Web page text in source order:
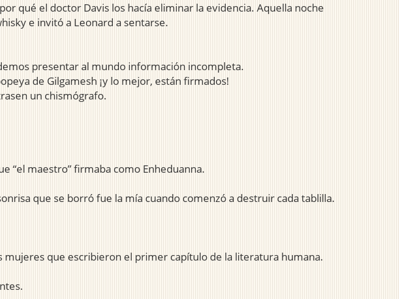
qué el doctor Davis los hacía eliminar la evidencia. Aquella noche
e invitó a Leonard a sentarse.
presentar al mundo información incompleta.
de Gilgamesh ¡y lo mejor, están firmados!
un chismógrafo.
“el maestro” firmaba como Enheduanna.
que se borró fue la mía cuando comenzó a destruir cada tablilla.
que escribieron el primer capítulo de la literatura humana.